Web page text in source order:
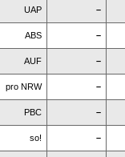
UAP –
ABS –
AUF –
pro NRW –
PBC –
so! –